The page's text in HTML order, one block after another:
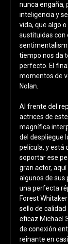
nunca engaña,
inteligencia y
vida, que algo
sustituidas con
tiempo nos da
perfecto. El
momentos de
Nolan.
Al frente del
actrices de
magnífica
del despliegue
película, y está
soportar ese
gran actor,
algunos de sus
una perfecta
Forest
sello de calidad
eficaz Michael
de conexión
reinante en